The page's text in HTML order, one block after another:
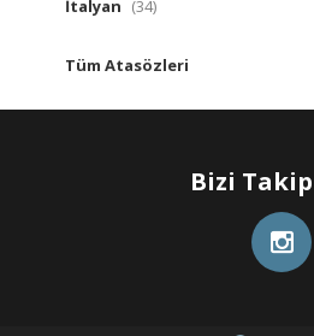
İtalyan (34)
Tüm Atasözleri
Bizi